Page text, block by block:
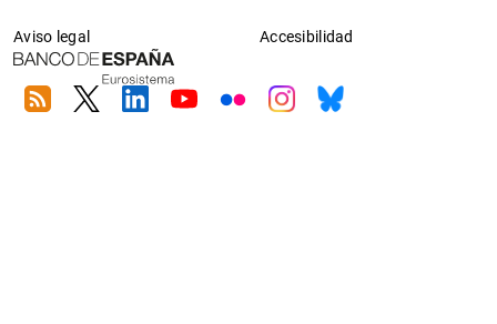
Aviso legal Accesibilidad
RSS TwitterLinkedin
YoutubeFlickrInstagram
Bluesky